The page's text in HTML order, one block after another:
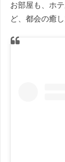
お部屋も、ホ
ど、都会の癒